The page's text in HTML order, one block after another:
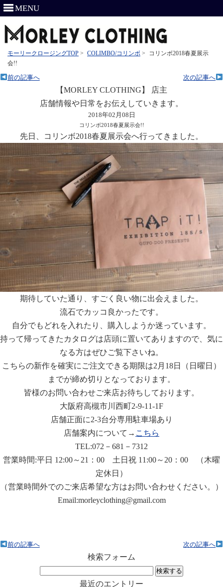
MENU
モーリークロージングTOP > COLIMBO/コリンボ >
コリンボ2018春夏展示
会!!
次の記事へ
前の記事へ
【MORLEY CLOTHING】 店主
店舗情報や日常をお伝えしていきます。
2018年02月08日
コリンボ2018春夏展示会!!
先日、コリンボ2018春夏展示会へ行ってきました。
期待していた通り、すごく良い物に出会えました。
流石でカッコ良かったです。
自分でもどれを入れたり、購入しようか迷っています。
持って帰ってきたカタログは店頭に置いてありますので、気に
なる方はぜひご覧下さいね。
こちらの新作を確実にご注文できる期限は2月18日（日曜日）
までが締め切りとなっております。
皆様のお問い合わせご来店お待ちしております。
大阪府高槻市川西町2-9-11-1F
店舗正面に2-3台分専用駐車場あり
店舗案内について→ こちら
TEL:072－681－7312
営業時間:平日 12:00～21：00 土日祝 11:00～20：00 （木曜
定休日）
（営業時間外でのご来店希望な方はお問い合わせください。）
Email:morleyclothing@gmail.com
次の記事へ
前の記事へ
検索フォーム
最近のエントリー